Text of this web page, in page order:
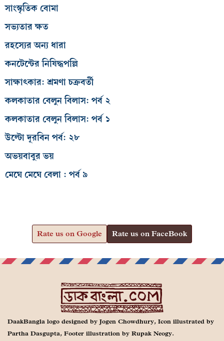
সাংস্কৃতিক বোমা
সভ্যতার ক্ষত
রহস্যের অন্য ধারা
কনটেন্টের নিষিদ্ধপল্লি
সাক্ষাৎকার: শ্রমণা চক্রবর্তী
কলকাতার বেলুন বিলাস: পর্ব ২
কলকাতার বেলুন বিলাস: পর্ব ১
উল্টো দূরবিন পর্ব: ২৮
অভয়বাবুর ভয়
মেঘে মেঘে বেলা : পর্ব ৯
Rate us on Google Rate us on FaceBook
DaakBangla logo designed by Jogen Chowdhury, Icon illustrated by
Partha Dasgupta, Footer illustration by Rupak Neogy.